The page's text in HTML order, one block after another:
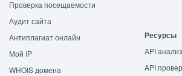
Проверка посещаемости
Аудит сайта
Антиплагиат онлайн
Мой IP
WHOIS домена
Ресурсы
API
API